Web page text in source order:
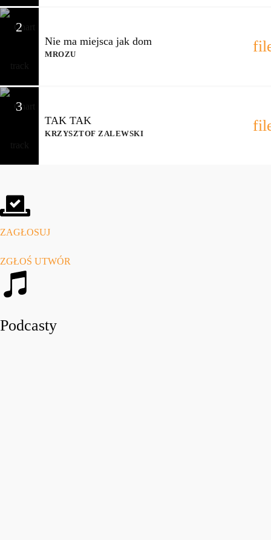
2
Nie ma miejsca jak dom
MROZU
3
TAK TAK
KRZYSZTOF ZALEWSKI
ZAGŁOSUJ
ZGŁOŚ UTWÓR
Podcasty